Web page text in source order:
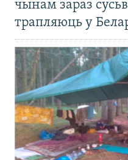
чынам зараз
трапляюць у